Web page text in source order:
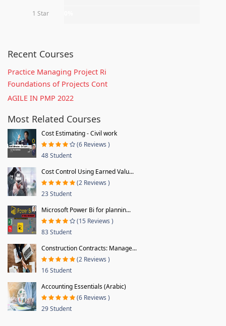
1 Star
Recent Courses
Practice Managing Project Ri
Foundations of Projects Cont
AGILE IN PMP 2022
Most Related Courses
Cost Estimating - Civil work
(6 Reviews )
48 Student
Cost Control Using Earned Valu...
(2 Reviews )
23 Student
Microsoft Power Bi for plannin...
(15 Reviews )
83 Student
Construction Contracts: Manage...
(2 Reviews )
16 Student
Accounting Essentials (Arabic)
(6 Reviews )
29 Student